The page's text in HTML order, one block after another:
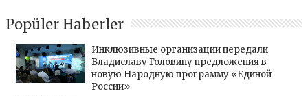
Popüler Haberler
Инклюзивные организации передали
Владиславу Головину предложения в
новую Народную программу «Единой
России»